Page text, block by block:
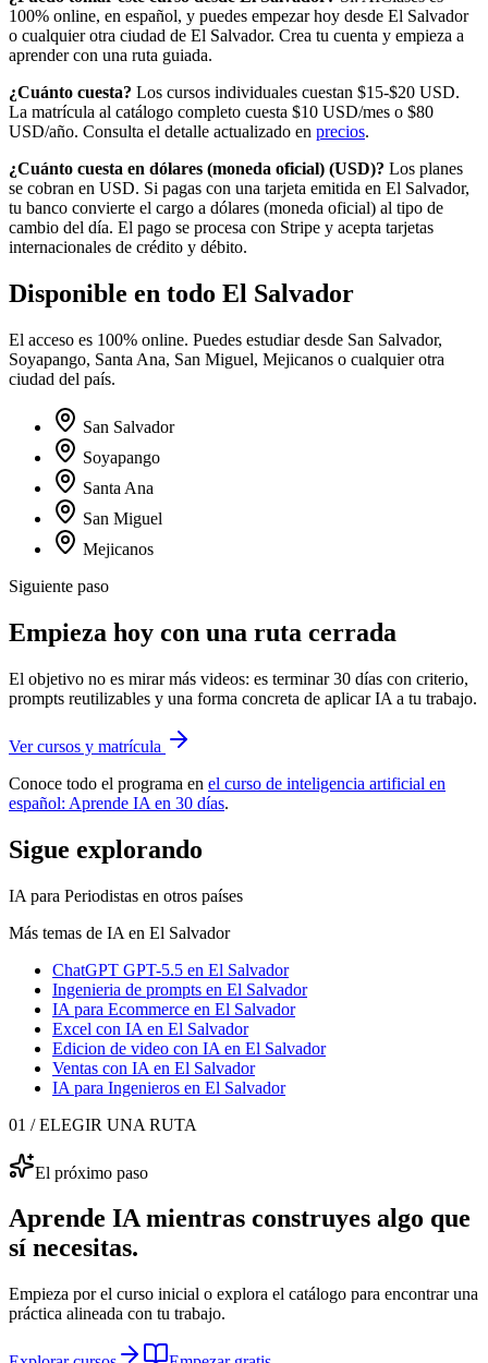
100% online, en español, y puedes empezar hoy desde El Salvador
o cualquier otra ciudad de El Salvador. Crea tu cuenta y empieza a
aprender con una ruta guiada.
¿Cuánto cuesta? Los cursos individuales cuestan $15-$20 USD.
La matrícula al catálogo completo cuesta $10 USD/mes o $80
USD/año. Consulta el detalle actualizado en precios.
¿Cuánto cuesta en dólares (moneda oficial) (USD)? Los planes
se cobran en USD. Si pagas con una tarjeta emitida en El Salvador,
tu banco convierte el cargo a dólares (moneda oficial) al tipo de
cambio del día. El pago se procesa con Stripe y acepta tarjetas
internacionales de crédito y débito.
Disponible en todo El Salvador
El acceso es 100% online. Puedes estudiar desde San Salvador,
Soyapango, Santa Ana, San Miguel, Mejicanos o cualquier otra
ciudad del país.
San Salvador
Soyapango
Santa Ana
San Miguel
Mejicanos
Siguiente paso
Empieza hoy con una ruta cerrada
El objetivo no es mirar más videos: es terminar 30 días con criterio,
prompts reutilizables y una forma concreta de aplicar IA a tu trabajo.
Ver cursos y matrícula
Conoce todo el programa en el curso de inteligencia artificial en
español: Aprende IA en 30 días.
Sigue explorando
IA para Periodistas en otros países
Más temas de IA en El Salvador
ChatGPT GPT-5.5 en El Salvador
Ingenieria de prompts en El Salvador
IA para Ecommerce en El Salvador
Excel con IA en El Salvador
Edicion de video con IA en El Salvador
Ventas con IA en El Salvador
IA para Ingenieros en El Salvador
01 / ELEGIR UNA RUTA
El próximo paso
Aprende IA mientras construyes algo que
sí necesitas.
Empieza por el curso inicial o explora el catálogo para encontrar una
práctica alineada con tu trabajo.